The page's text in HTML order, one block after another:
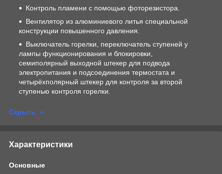
Контроль пламени с помощью фоторезистора.
Вентилятор из алюминиевого литья специальной
конструкции повышенного давления.
Выключатель горелки, переключатель ступеней у
лампы функционирования и блокировки,
семиполярный выходной штекер для подвода
электропитания и подсоединения термостата и
четырёхполярный штекер для контроля за второй
ступенью контроля горелки.
Скрыть
Характеристики
Основные